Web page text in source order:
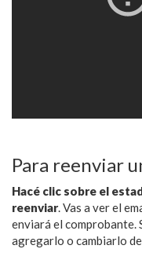
Para reenviar
Hacé clic sobre el
reenviar. Vas a ver el
enviará el comprobante.
agregarlo o cambiarlo